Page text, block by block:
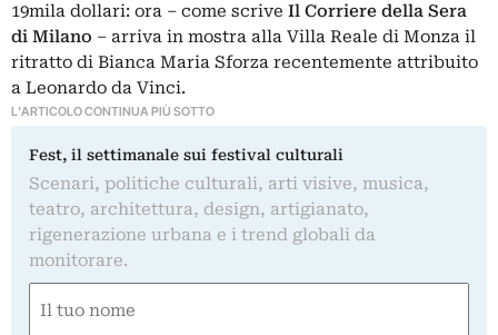
19mila dollari: ora – come scrive Il Corriere della Sera
di Milano – arriva in mostra alla Villa Reale di Monza il
ritratto di Bianca Maria Sforza recentemente attribuito
a Leonardo da Vinci.
L'ARTICOLO CONTINUA PIÙ SOTTO
Fest, il settimanale sui festival culturali
Scenari, politiche culturali, arti visive, musica,
teatro, architettura, design, artigianato,
rigenerazione urbana e i trend globali da
monitorare.
(Obbligatorio)